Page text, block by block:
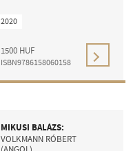
1500 HUF
ISBN9786158060158
2020
MIKUSI BALÁZS:
VOLKMANN RÓBERT